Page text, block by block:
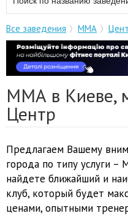
Все заведения ММА
ММА в Киеве,
Центр
Предлагаем Вашему
города по типу услуги
найдете ближайший и
клуб, который будет
ценами, опытными